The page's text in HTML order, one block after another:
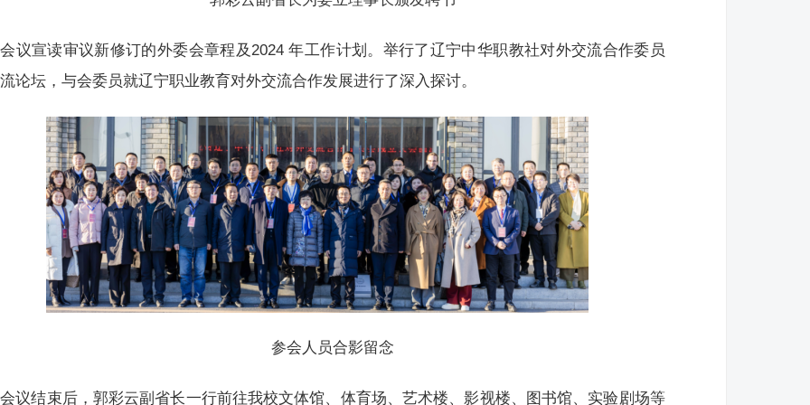
会议宣读审议新修订的外委会章程及2024 年工作计划。举行了辽宁中华职教社对外交流合作委员
论坛，与会委员就辽宁职业教育对外交流合作发展进行了深入探讨。
参会人员合影留念
会议结束后，郭彩云副省长一行前往我校文体馆、体育场、艺术楼、影视楼、图书馆、实验剧场等